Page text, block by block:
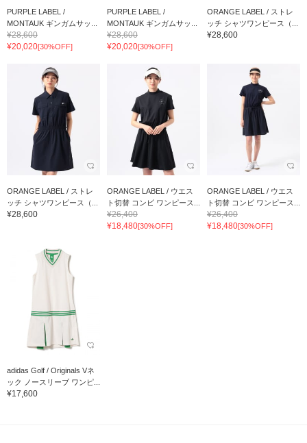
PURPLE LABEL /
MONTAUK ギンガムサッ...
¥28,600
¥20,020[30%OFF]
PURPLE LABEL /
MONTAUK ギンガムサッ...
¥28,600
¥20,020[30%OFF]
ORANGE LABEL / ストレ
ッチ シャツワンピース（...
¥28,600
ORANGE LABEL / ストレ
ッチ シャツワンピース（...
¥28,600
ORANGE LABEL / ウエス
ト切替 コンビ ワンピース...
¥26,400
¥18,480[30%OFF]
ORANGE LABEL / ウエス
ト切替 コンビ ワンピース...
¥26,400
¥18,480[30%OFF]
adidas Golf / Originals Vネ
ック ノースリーブ ワンピ...
¥17,600